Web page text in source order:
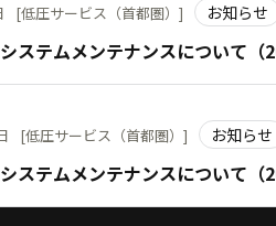
ステムメンテナンスについて（
[低圧サービス（首都圏）] お知らせ
ステムメンテナンスについて（
[低圧サービス（首都圏）] お知らせ